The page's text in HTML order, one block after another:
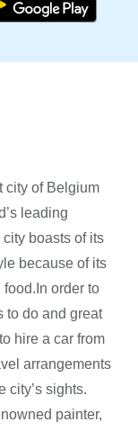
city of Belgium
leading
boasts of its
because of its
order to
to do and great
hire a car from
arrangements
city’s sights.
painter,